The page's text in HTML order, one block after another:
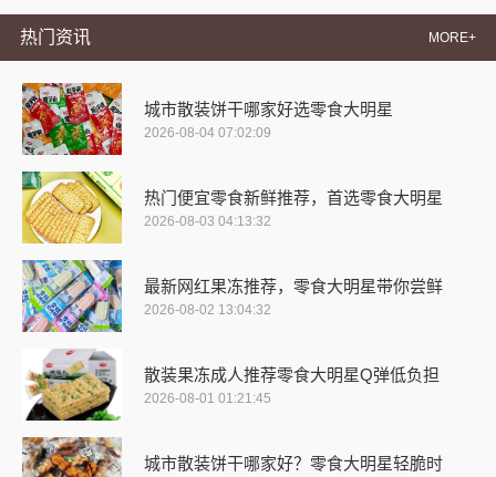
热门资讯 MORE+
城市散装饼干哪家好选零食大明星
2026-08-04 07:02:09
热门便宜零食新鲜推荐，首选零食大明星
2026-08-03 04:13:32
最新网红果冻推荐，零食大明星带你尝鲜
2026-08-02 13:04:32
散装果冻成人推荐零食大明星Q弹低负担
2026-08-01 01:21:45
城市散装饼干哪家好？零食大明星轻脆时